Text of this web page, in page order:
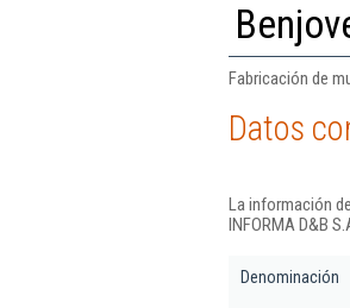
Fabricación de
Datos
La información
INFORMA D&B
Denominación